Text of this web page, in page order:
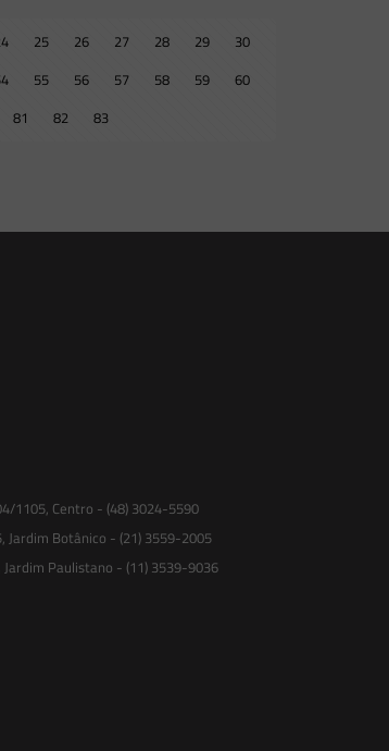
25 26 27 28 29
30
55 56 57 58 59
60
81 82 83
1105, Centro - (48) 3024-5590
Jardim Botânico - (21) 3559-2005
Paulistano - (11) 3539-9036